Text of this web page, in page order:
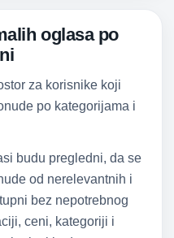
oglasa po
za korisnike koji
po kategorijama i
budu pregledni, da se
od nerelevantnih i
bez nepotrebnog
ceni, kategoriji i